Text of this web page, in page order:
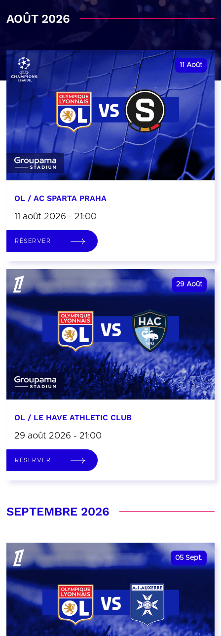
AOÛT 2026
11 Août
OL / AC SPARTA PRAHA
11 août 2026 - 21:00
RÉSERVER
29 Août
OL / LE HAVE ATHLETIC CLUB
29 août 2026 - 21:00
RÉSERVER
SEPTEMBRE 2026
05 Sept.